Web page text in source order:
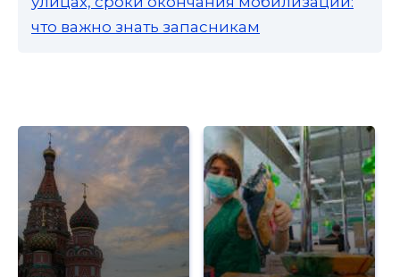
что важно знать запасникам